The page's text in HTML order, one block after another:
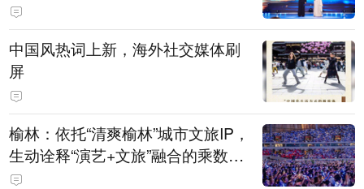
中国风热词上新，海外社交媒体刷
屏
榆林：依托“清爽榆林”城市文旅IP，
生动诠释“演艺+文旅”融合的乘数效
应